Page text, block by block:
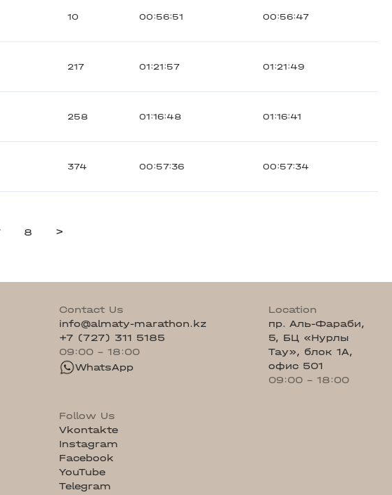
10 00:56:51 00:56:47
217 01:21:57 01:21:49
258 01:16:48 01:16:41
374 00:57:36 00:57:34
8 >
Contact Us
info@almaty-marathon.kz
+7 (727) 311 5185
09:00 - 18:00
WhatsApp
Location
пр. Аль-Фараби,
5, БЦ «Нурлы
Тау», блок 1А,
офис 501
09:00 - 18:00
Follow Us
Vkontakte
Instagram
Facebook
YouTube
Telegram